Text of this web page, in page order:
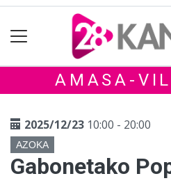
AMASA-
2025/12/23 10:00 - 20:00
AZOKA
Gabonetako